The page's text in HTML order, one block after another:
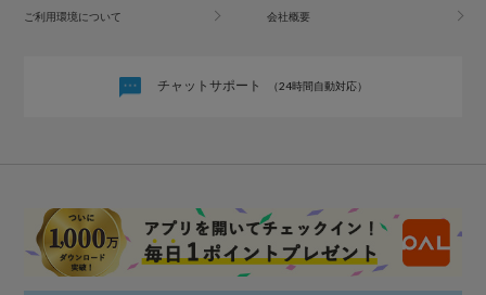
ご利用環境について 会社概要
チャットサポート （24時間自動対応）